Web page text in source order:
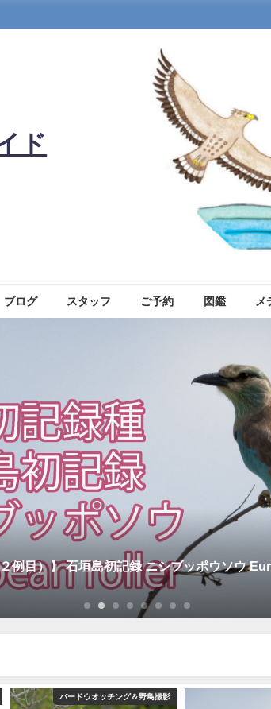
ド
ブログ スタッフ ご予約 図鑑 メ
例目）】 石垣島初記録 ニシブッポウソウ
バードウオッチング＆野鳥撮影